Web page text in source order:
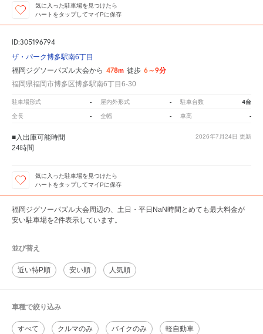
気に入った駐車場を見つけたら
ハートをタップしてマイPに保存
ID:305196794
ザ・パーク博多駅南6丁目
福岡ジグソーパズル大会から 478m 徒歩 6～9分
福岡県福岡市博多区博多駅南6丁目6-30
駐車場形式 - 屋内外形式 - 駐車台数 4台
全長 - 全幅 - 車高 -
2026年7月24日 更新
■入出庫可能時間
24時間
気に入った駐車場を見つけたら
ハートをタップしてマイPに保存
福岡ジグソーパズル大会周辺の、土日・平日NaN時間とめても最大料金が
安い駐車場を2件表示しています。
並び替え
近い特P順 安い順 人気順
車種で絞り込み
すべて クルマのみ バイクのみ 軽自動車